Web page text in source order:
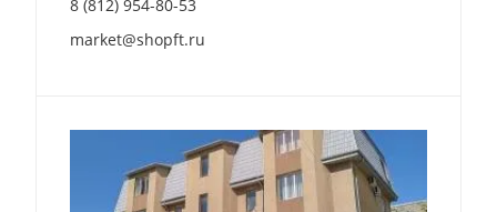
8 (812) 954-80-53
market@shopft.ru